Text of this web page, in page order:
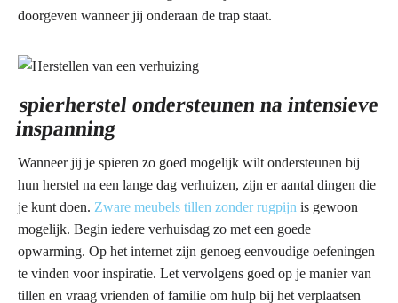
doorgeven wanneer jij onderaan de trap staat.
spierherstel ondersteunen na intensieve
inspanning
Wanneer jij je spieren zo goed mogelijk wilt ondersteunen bij
hun herstel na een lange dag verhuizen, zijn er aantal dingen die
je kunt doen. Zware meubels tillen zonder rugpijn is gewoon
mogelijk. Begin iedere verhuisdag zo met een goede
opwarming. Op het internet zijn genoeg eenvoudige oefeningen
te vinden voor inspiratie. Let vervolgens goed op je manier van
tillen en vraag vrienden of familie om hulp bij het verplaatsen